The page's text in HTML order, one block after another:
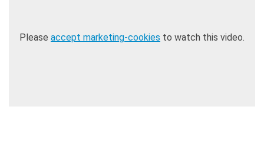
Please accept marketing-cookies to watch this video.